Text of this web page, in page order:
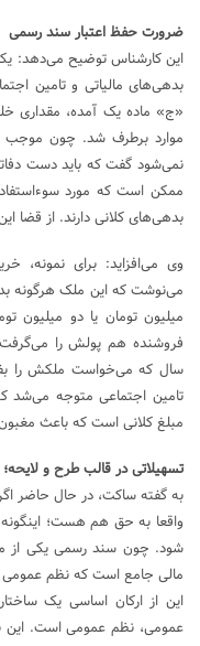
ضرورت حفظ اعتبار سند رسمی
این کارشناس توضیح می‌دهد:
بدهی‌های مالیاتی و تامین
«ج» ماده یک آمده، مقداری
موارد برطرف شد. چون موجب
نمی‌شود گفت که باید دست
ممکن است که مورد
بدهی‌های کلانی دارند. از قضا
وی می‌افزاید: برای نمونه،
می‌نوشت که این ملک هرگونه
میلیون تومان یا دو میلیون
فروشنده هم پولش را
سال که می‌خواست ملکش را
تامین اجتماعی متوجه می‌شد
مبلغ کلانی است که باعث
تسهیلاتی در قالب طرح و
به گفته ساکت، در حال حاضر
واقعا به حق هم هست؛
شود. چون سند رسمی یکی از
مالی جامع است که نظم
این از ارکان اساسی یک
عمومی‌، نظم عمومی است.